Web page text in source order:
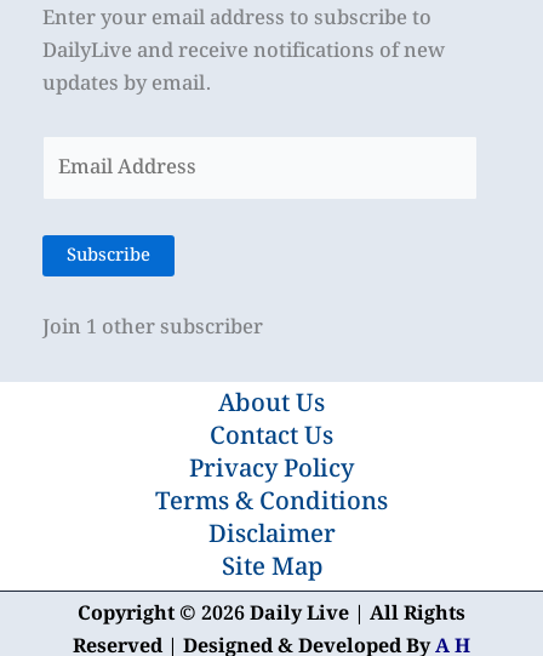
Enter your email address to subscribe to
DailyLive and receive notifications of new
updates by email.
Address
Subscribe
Join 1 other subscriber
About Us
Contact Us
Privacy Policy
Terms & Conditions
Disclaimer
Site Map
Copyright © 2026 Daily Live | All Rights
Reserved | Designed & Developed ByA H